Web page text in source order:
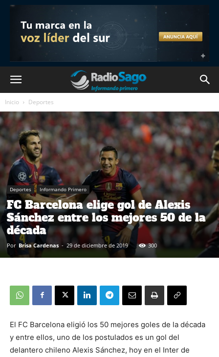
Inicio Deportes
Deportes Informando Primero
FC Barcelona elige gol de Alexis
Sánchez entre los mejores 50 de la
década
Por Brisa Cardenas - 29 de diciembre de 2019 300
El FC Barcelona eligió los 50 mejores goles de la década
y entre ellos, uno de los postulados es un gol del
delantero chileno Alexis Sánchez, hoy en el Inter de